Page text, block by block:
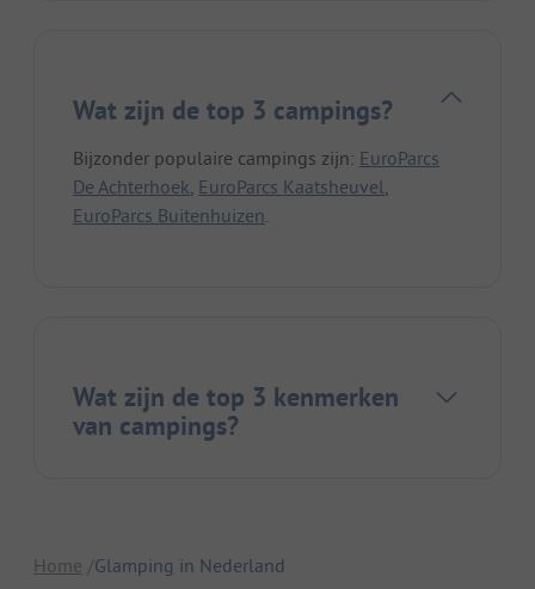
Wat zijn de top 3 campings?
Bijzonder populaire campings zijn: EuroParcs
De Achterhoek EuroParcs Kaatsheuvel
EuroParcs Buitenhuizen
Wat zijn de top 3 kenmerken
van campings?
Home Glamping in Nederland